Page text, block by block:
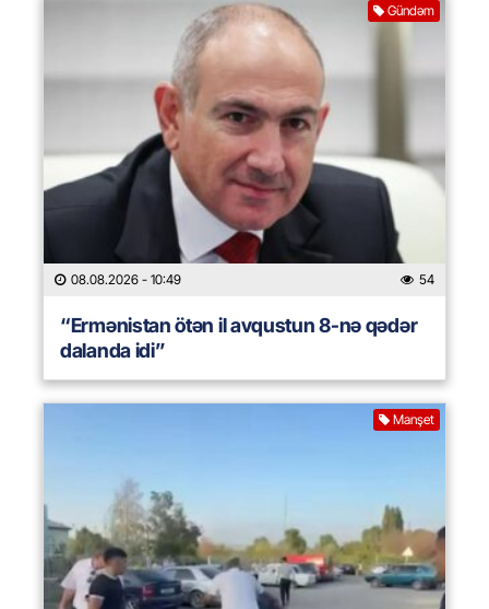
Gündəm
08.08.2026 - 10:49 54
“Ermənistan ötən il avqustun 8-nə qədər
dalanda idi”
Manşet